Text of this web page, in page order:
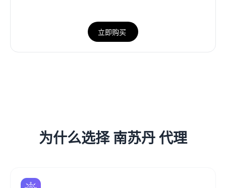
立即购买
为什么选择 南苏丹 代理